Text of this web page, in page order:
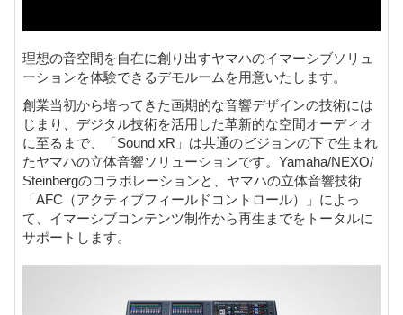
理想の音空間を自在に創り出すヤマハのイマーシブソリュ
ーションを体験できるデモルームを用意いたします。
創業当初から培ってきた画期的な音響デザインの技術には
じまり、デジタル技術を活用した革新的な空間オーディオ
に至るまで、「Sound xR」は共通のビジョンの下で生まれ
たヤマハの立体音響ソリューションです。Yamaha/NEXO/
Steinbergのコラボレーションと、ヤマハの立体音響技術
「AFC（アクティブフィールドコントロール）」によっ
て、イマーシブコンテンツ制作から再生までをトータルに
サポートします。